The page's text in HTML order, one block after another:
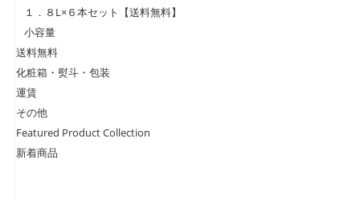
１．８L×６本セット【送料無料】
小容量
送料無料
化粧箱・熨斗・包装
運賃
その他
Featured Product Collection
新着商品